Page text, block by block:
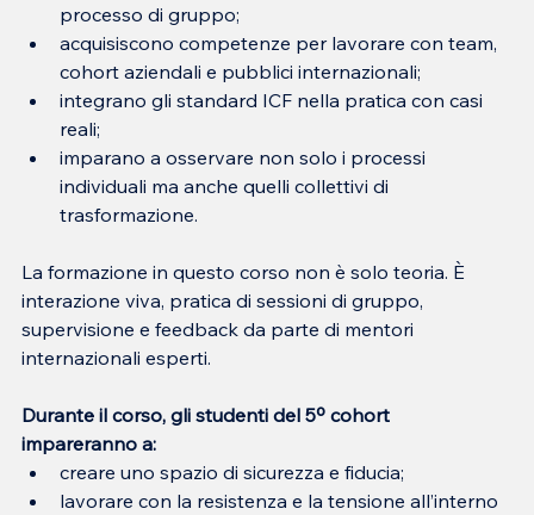
processo di gruppo;
acquisiscono competenze per lavorare con team,
cohort aziendali e pubblici internazionali;
integrano gli standard ICF nella pratica con casi
reali;
imparano a osservare non solo i processi
individuali ma anche quelli collettivi di
trasformazione.
La formazione in questo corso non è solo teoria. È
interazione viva, pratica di sessioni di gruppo,
supervisione e feedback da parte di mentori
internazionali esperti.
Durante il corso, gli studenti del 5º cohort
impareranno a:
creare uno spazio di sicurezza e fiducia;
lavorare con la resistenza e la tensione all’interno